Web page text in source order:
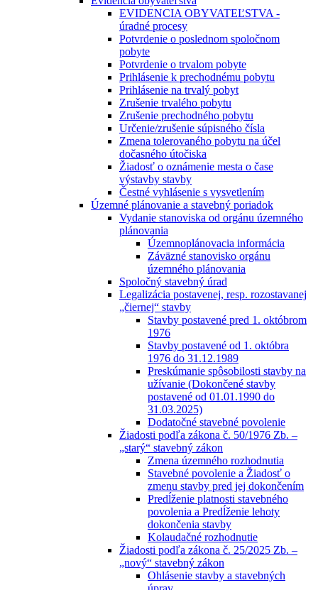
EVIDENCIA OBYVATEĽSTVA -
úradné procesy
Potvrdenie o poslednom spoločnom
pobyte
Potvrdenie o trvalom pobyte
Prihlásenie k prechodnému pobytu
Prihlásenie na trvalý pobyt
Zrušenie trvalého pobytu
Zrušenie prechodného pobytu
Určenie/zrušenie súpisného čísla
Zmena tolerovaného pobytu na účel
dočasného útočiska
Žiadosť o oznámenie mesta o čase
výstavby stavby
Čestné vyhlásenie s vysvetlením
Územné plánovanie a stavebný poriadok
Vydanie stanoviska od orgánu územného
plánovania
Územnoplánovacia informácia
Záväzné stanovisko orgánu
územného plánovania
Spoločný stavebný úrad
Legalizácia postavenej, resp. rozostavanej
„čiernej“ stavby
Stavby postavené pred 1. októbrom
1976
Stavby postavené od 1. októbra
1976 do 31.12.1989
Preskúmanie spôsobilosti stavby na
užívanie (Dokončené stavby
postavené od 01.01.1990 do
31.03.2025)
Dodatočné stavebné povolenie
Žiadosti podľa zákona č. 50/1976 Zb. –
„starý“ stavebný zákon
Zmena územného rozhodnutia
Stavebné povolenie a Žiadosť o
zmenu stavby pred jej dokončením
Predĺženie platnosti stavebného
povolenia a Predĺženie lehoty
dokončenia stavby
Kolaudačné rozhodnutie
Žiadosti podľa zákona č. 25/2025 Zb. –
„nový“ stavebný zákon
Ohlásenie stavby a stavebných